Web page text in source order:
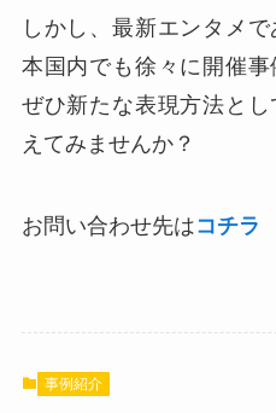
しかし、最新エンタメ
本国内でも徐々に開催事
ぜひ新たな表現方法と
えてみませんか？
お問い合わせ先はコチラ
事例紹介